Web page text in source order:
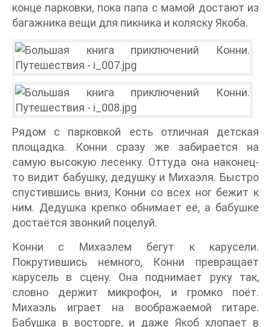
конце парковки, пока папа с мамой достают из
багажника вещи для пикника и коляску Якоба.
Рядом с парковкой есть отличная детская
площадка. Конни сразу же забирается на
самую высокую лесенку. Оттуда она наконец-
то видит бабушку, дедушку и Михаэля. Быстро
спустившись вниз, Конни со всех ног бежит к
ним. Дедушка крепко обнимает её, а бабушке
достаётся звонкий поцелуй.
Конни с Михаэлем бегут к карусели.
Покрутившись немного, Конни превращает
карусель в сцену. Она поднимает руку так,
словно держит микрофон, и громко поёт.
Михаэль играет на воображаемой гитаре.
Бабушка в восторге, и даже Якоб хлопает в